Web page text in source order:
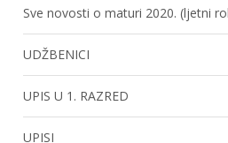
Sve novosti o maturi 2020. (ljetni
UDŽBENICI
UPIS U 1. RAZRED
UPISI